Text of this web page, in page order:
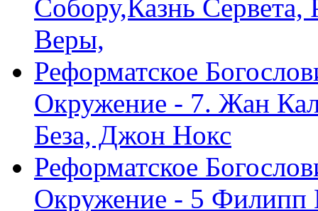
Собору,Казнь Сервета,
Веры,
Реформатское
Окружение - 7. Жан
Беза, Джон Нокс
Реформатское
Окружение - 5 Филипп